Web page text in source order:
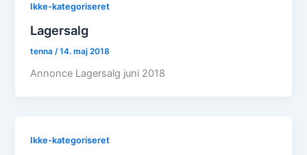
Ikke-kategoriseret
Lagersalg
tenna /14. maj 2018
Annonce Lagersalg juni 2018
Ikke-kategoriseret